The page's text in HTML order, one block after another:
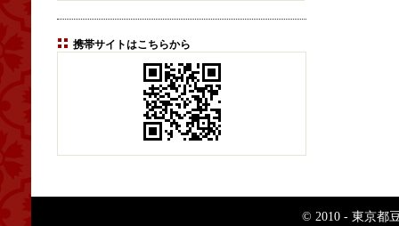
携帯サイトはこちらから
© 2010 - 東京都